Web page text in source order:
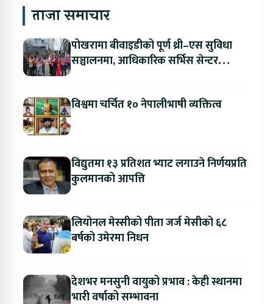
ताजा समाचार
पोखरामा बीवाइडीको पूर्ण थ्री–एस सुविधा
सञ्चालनमा, आधिकारिक सर्भिस सेन्टर
विश्वमा चर्चित १० नेपालीभाषी व्यक्तित्व
विद्युतमा १३ प्रतिशत भ्याट लगाउने निर्णयप्रति
कुलमानको आपत्ति
लियोनल मेस्सीको पीता जर्ज मेसीको ६८
बर्षको उमेरमा निधन
देशभर मनसुनी वायुको प्रभाव : केही स्थानमा
भारी वर्षाको सम्भावना